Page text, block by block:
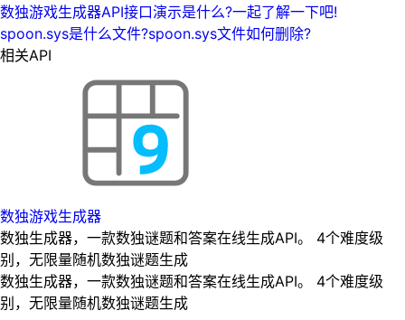
数独游戏生成器API接口演示是什么?一起了解一下吧!
spoon.sys是什么文件?spoon.sys文件如何删除?
相关API
数独游戏生成器
数独生成器，一款数独谜题和答案在线生成API。 4个难度级
别，无限量随机数独谜题生成
数独生成器，一款数独谜题和答案在线生成API。 4个难度级
别，无限量随机数独谜题生成